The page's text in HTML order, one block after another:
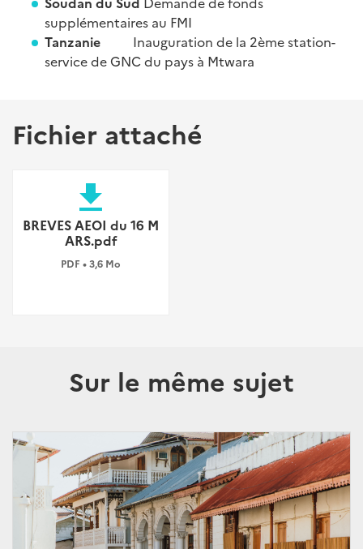
supplémentaires au FMI
Tanzanie Inauguration de la 2ème station-
service de GNC du pays à Mtwara
Fichier attaché
file_download
BREVES AEOI du 16 M
ARS.pdf
PDF • 3,6 Mo
Sur le même sujet